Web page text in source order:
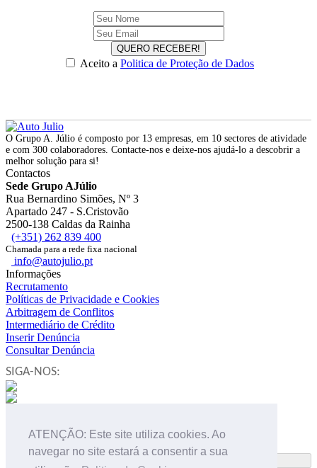
ATENÇÃO: Este site utiliza cookies. Ao
navegar no site estará a consentir a sua
QUERO RECEBER!
Aceito a Politica de Proteção de Dados
O Grupo A. Júlio é composto por 13 empresas, em 10 sectores de atividade
e com 300 colaboradores. Contacte-nos e deixe-nos ajudá-lo a descobrir a
melhor solução para si!
Contactos
Sede Grupo AJúlio
Rua Bernardino Simões, Nº 3
Apartado 247 - S.Cristovão
2500-138 Caldas da Rainha
(+351) 262 839 400
Chamada para a rede fixa nacional
info@autojulio.pt
Informações
Recrutamento
Políticas de Privacidade e Cookies
Arbitragem de Conflitos
Intermediário de Crédito
Inserir Denúncia
Consultar Denúncia
SIGA-NOS:
NEWSLETTER